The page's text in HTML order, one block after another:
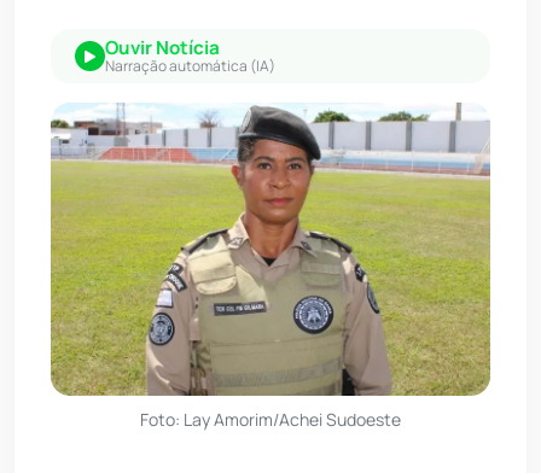
Ouvir Notícia
Narração automática (IA)
Foto: Lay Amorim/Achei Sudoeste